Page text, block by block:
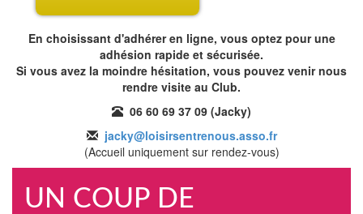
En choisissant d'adhérer en ligne, vous optez pour une
adhésion rapide et sécurisée.
Si vous avez la moindre hésitation, vous pouvez venir nous
rendre visite au Club.
06 60 69 37 09 (Jacky)
jacky@loisirsentrenous.asso.fr
(Accueil uniquement sur rendez-vous)
UN COUP DE